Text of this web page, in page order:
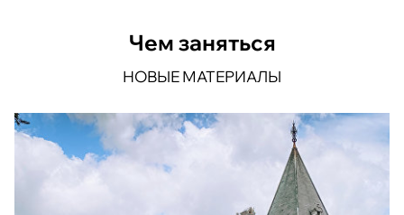
Чем заняться
НОВЫЕ МАТЕРИАЛЫ